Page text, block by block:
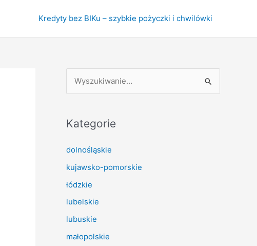
Kredyty bez BIKu – szybkie pożyczki i chwilówki
k
j
d
l
a
:
Kategorie
dolnośląskie
kujawsko-pomorskie
łódzkie
lubelskie
lubuskie
małopolskie